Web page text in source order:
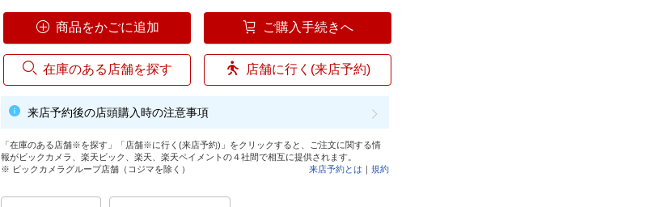
商品をかごに追加 ご購入手続きへ
在庫のある店舗を探す 店舗に行く(来店予約)
来店予約後の店頭購入時の注意事項
「在庫のある店舗※を探す」「店舗※に行く(来店予約)」をクリックすると、ご注文に関する情
報がビックカメラ、楽天ビック、楽天、楽天ペイメントの４社間で相互に提供されます。
※ ビックカメラグループ店舗（コジマを除く）
来店予約とは ｜規約